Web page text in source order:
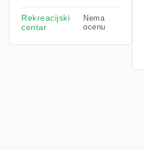
Rekreacijski
centar
Nema
ocenu